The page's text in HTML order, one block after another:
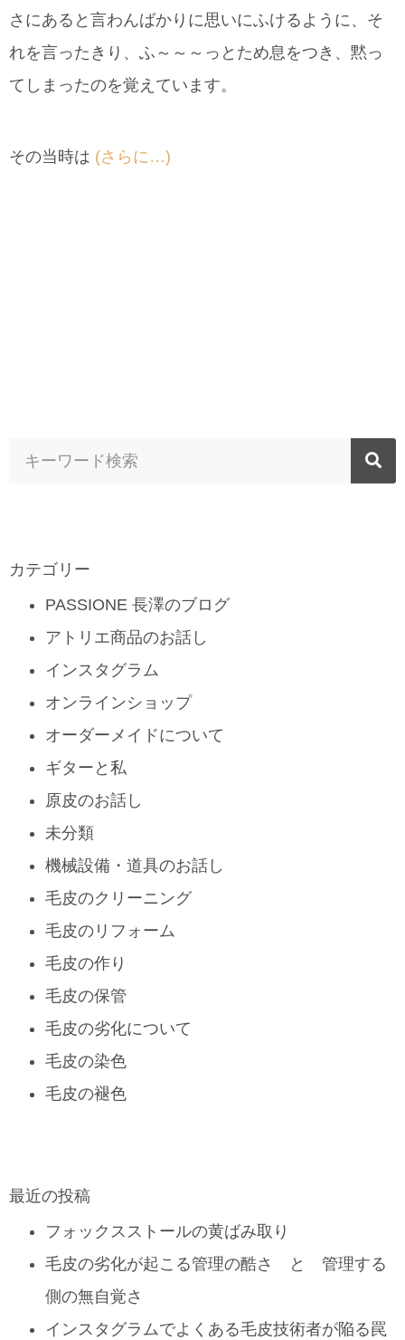
さにあると言わんばかりに思いにふけるように、そ
れを言ったきり、ふ～～～っとため息をつき、黙っ
てしまったのを覚えています。
その当時は (さらに…)
カテゴリー
PASSIONE 長澤のブログ
アトリエ商品のお話し
インスタグラム
オンラインショップ
オーダーメイドについて
ギターと私
原皮のお話し
未分類
機械設備・道具のお話し
毛皮のクリーニング
毛皮のリフォーム
毛皮の作り
毛皮の保管
毛皮の劣化について
毛皮の染色
毛皮の褪色
最近の投稿
フォックスストールの黄ばみ取り
毛皮の劣化が起こる管理の酷さ と 管理する
側の無自覚さ
インスタグラムでよくある毛皮技術者が陥る罠